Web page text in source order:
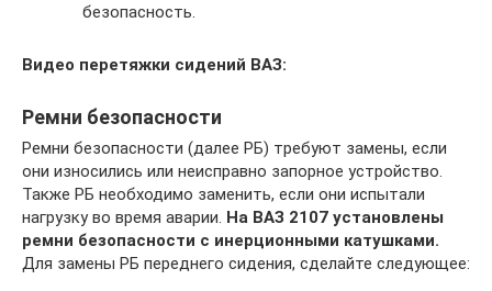
безопасность.
Видео перетяжки сидений ВАЗ:
Ремни безопасности
Ремни безопасности (далее РБ) требуют замены, если
они износились или неисправно запорное устройство.
Также РБ необходимо заменить, если они испытали
нагрузку во время аварии. На ВАЗ 2107 установлены
ремни безопасности с инерционными катушками.
Для замены РБ переднего сидения, сделайте следующее: